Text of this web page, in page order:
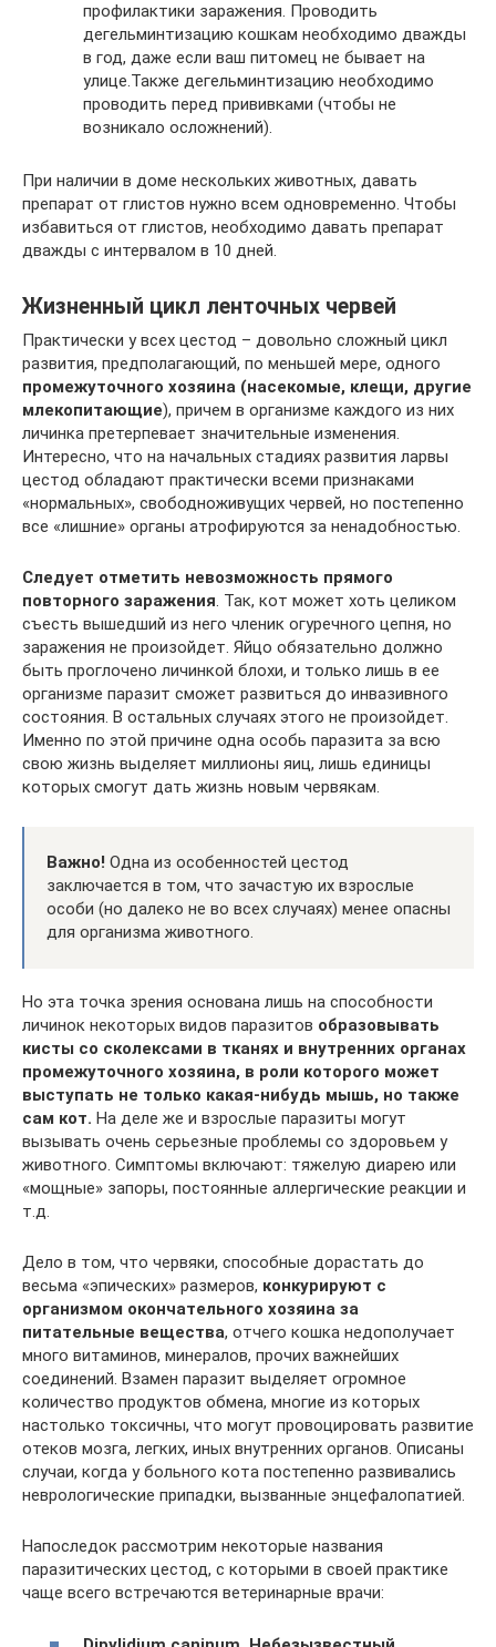
профилактики заражения. Проводить
дегельминтизацию кошкам необходимо дважды
в год, даже если ваш питомец не бывает на
улице.Также дегельминтизацию необходимо
проводить перед прививками (чтобы не
возникало осложнений).
При наличии в доме нескольких животных, давать
препарат от глистов нужно всем одновременно. Чтобы
избавиться от глистов, необходимо давать препарат
дважды с интервалом в 10 дней.
Жизненный цикл ленточных червей
Практически у всех цестод – довольно сложный цикл
развития, предполагающий, по меньшей мере, одного
промежуточного хозяина (насекомые, клещи, другие
млекопитающие), причем в организме каждого из них
личинка претерпевает значительные изменения.
Интересно, что на начальных стадиях развития ларвы
цестод обладают практически всеми признаками
«нормальных», свободноживущих червей, но постепенно
все «лишние» органы атрофируются за ненадобностью.
Следует отметить невозможность прямого
повторного заражения. Так, кот может хоть целиком
съесть вышедший из него членик огуречного цепня, но
заражения не произойдет. Яйцо обязательно должно
быть проглочено личинкой блохи, и только лишь в ее
организме паразит сможет развиться до инвазивного
состояния. В остальных случаях этого не произойдет.
Именно по этой причине одна особь паразита за всю
свою жизнь выделяет миллионы яиц, лишь единицы
которых смогут дать жизнь новым червякам.
Важно! Одна из особенностей цестод
заключается в том, что зачастую их взрослые
особи (но далеко не во всех случаях) менее опасны
для организма животного.
Но эта точка зрения основана лишь на способности
личинок некоторых видов паразитов образовывать
кисты со сколексами в тканях и внутренних органах
промежуточного хозяина, в роли которого может
выступать не только какая-нибудь мышь, но также
сам кот. На деле же и взрослые паразиты могут
вызывать очень серьезные проблемы со здоровьем у
животного. Симптомы включают: тяжелую диарею или
«мощные» запоры, постоянные аллергические реакции и
т.д.
Дело в том, что червяки, способные дорастать до
весьма «эпических» размеров, конкурируют с
организмом окончательного хозяина за
питательные вещества, отчего кошка недополучает
много витаминов, минералов, прочих важнейших
соединений. Взамен паразит выделяет огромное
количество продуктов обмена, многие из которых
настолько токсичны, что могут провоцировать развитие
отеков мозга, легких, иных внутренних органов. Описаны
случаи, когда у больного кота постепенно развивались
неврологические припадки, вызванные энцефалопатией.
Напоследок рассмотрим некоторые названия
паразитических цестод, с которыми в своей практике
чаще всего встречаются ветеринарные врачи: